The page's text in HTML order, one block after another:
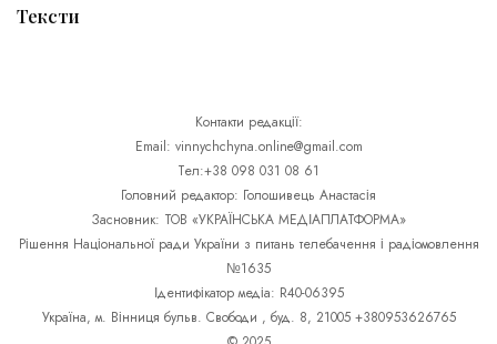
Тексти
Контакти редакції:
Email: vinnychchyna.online@gmail.com
Тел:+38 098 031 08 61
Головний редактор: Голошивець Анастасія
Засновник: ТОВ «УКРАЇНСЬКА МЕДІАПЛАТФОРМА»
Рішення Національної ради України з питань телебачення і радіомовлення
№1635
Ідентифікатор медіа: R40-06395
Україна, м. Вінниця бульв. Свободи , буд. 8, 21005 +380953626765